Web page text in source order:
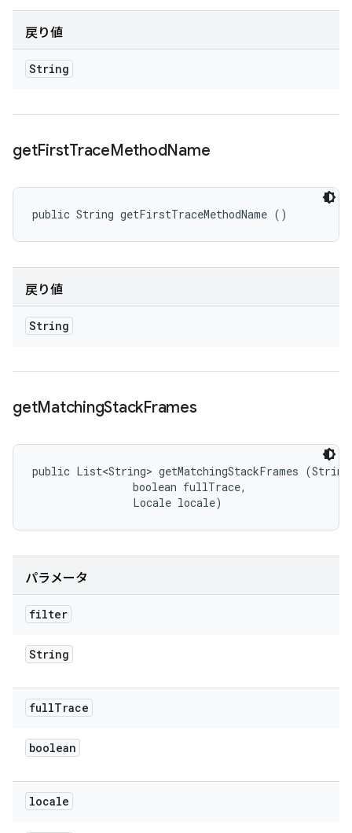
戻り値
String
getFirstTraceMethodName
public String getFirstTraceMethodName ()
戻り値
String
getMatchingStackFrames
public List<String> getMatchingStackFrames
                boolean fullTrace,
                Locale locale)
パラメータ
filter
String
fullTrace
boolean
locale